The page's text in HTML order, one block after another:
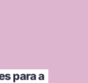
para a